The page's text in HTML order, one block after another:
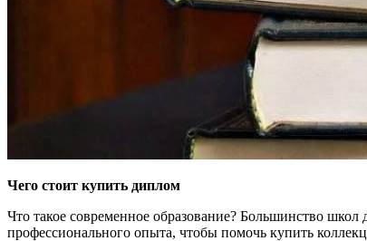
Чего стоит купить диплом
Что такое современное образование? Большинство
профессионального опыта, чтобы помочь купить